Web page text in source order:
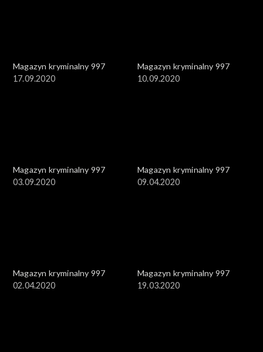
Magazyn kryminalny 997
17.09.2020
Magazyn kryminalny 997
10.09.2020
Magazyn kryminalny 997
03.09.2020
Magazyn kryminalny 997
09.04.2020
Magazyn kryminalny 997
02.04.2020
Magazyn kryminalny 997
19.03.2020